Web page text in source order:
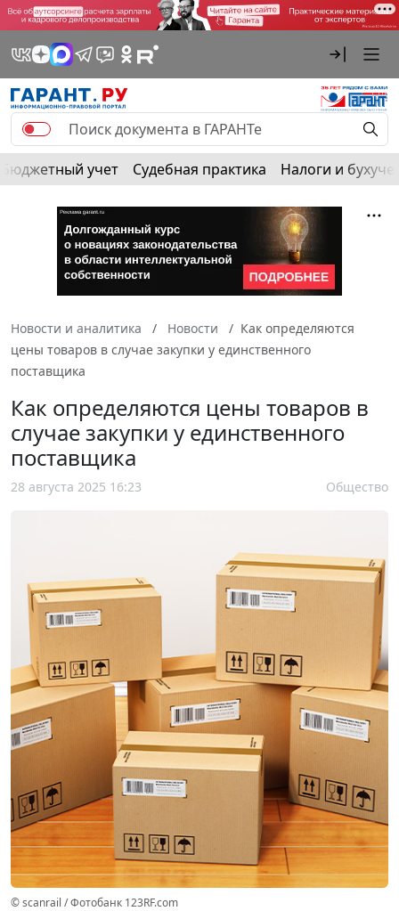
Бюджетный учет Судебная практика Налоги и
Новости и аналитика Новости
Как определяются
цены товаров в случае закупки у единственного
поставщика
Как определяются цены товаров в
случае закупки у единственного
поставщика
28 августа 2025 16:23 Общество
© scanrail / Фотобанк 123RF.com